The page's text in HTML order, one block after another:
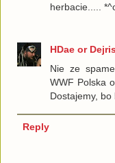
herbacie.....
HDae or
Nie ze
WWF Polska
Dostajemy, bo
Reply